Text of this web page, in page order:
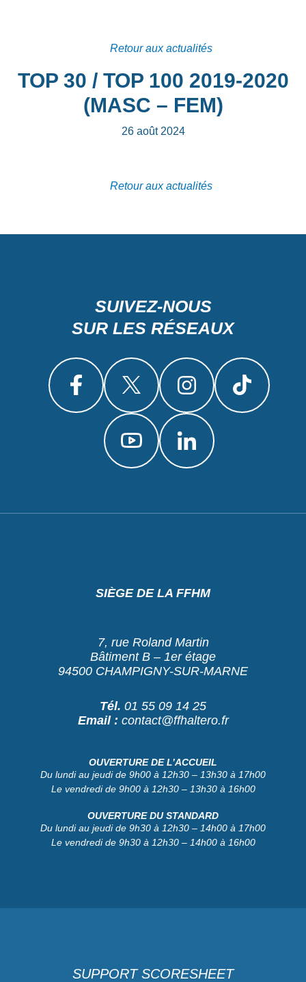
Retour aux actualités
TOP 30 / TOP 100 2019-2020
(MASC – FEM)
26 août 2024
Retour aux actualités
SUIVEZ-NOUS
SUR LES RÉSEAUX
SIÈGE DE LA FFHM
7, rue Roland Martin
Bâtiment B – 1er étage
94500 CHAMPIGNY-SUR-MARNE
Tél. 01 55 09 14 25
Email : contact@ffhaltero.fr
OUVERTURE DE L’ACCUEIL
Du lundi au jeudi de 9h00 à 12h30 – 13h30 à 17h00
Le vendredi de 9h00 à 12h30 – 13h30 à 16h00
OUVERTURE DU STANDARD
Du lundi au jeudi de 9h30 à 12h30 – 14h00 à 17h00
Le vendredi de 9h30 à 12h30 – 14h00 à 16h00
SUPPORT SCORESHEET